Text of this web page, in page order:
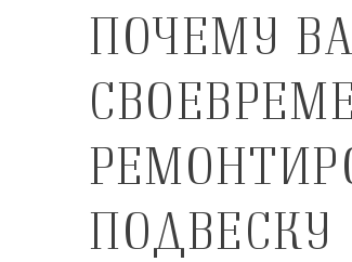
ПОЧЕМУ
ПОДВЕСКУ